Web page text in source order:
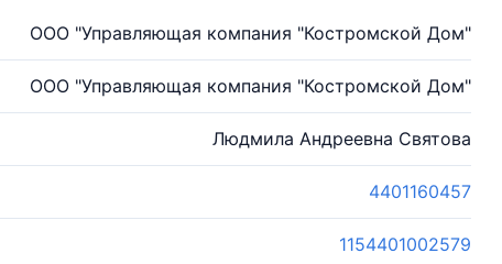
ООО "Управляющая компания "Костромской Дом"
ООО "Управляющая компания "Костромской Дом"
Людмила Андреевна Святова
4401160457
1154401002579